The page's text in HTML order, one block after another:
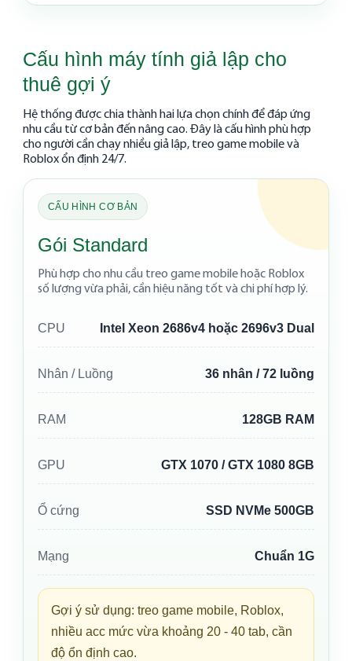
Cấu hình máy tính giả lập cho
thuê gợi ý
Hệ thống được chia thành hai lựa chọn chính để đáp ứng
nhu cầu từ cơ bản đến nâng cao. Đây là cấu hình phù hợp
cho người cần chạy nhiều giả lập, treo game mobile và
Roblox ổn định 24/7.
CẤU HÌNH CƠ BẢN
Gói Standard
Phù hợp cho nhu cầu treo game mobile hoặc Roblox
số lượng vừa phải, cần hiệu năng tốt và chi phí hợp lý.
CPU Intel Xeon 2686v4 hoặc 2696v3 Dual
Nhân / Luồng 36 nhân / 72 luồng
RAM 128GB RAM
GPU GTX 1070 / GTX 1080 8GB
Ổ cứng SSD NVMe 500GB
Mạng Chuẩn 1G
Gợi ý sử dụng: treo game mobile, Roblox,
nhiều acc mức vừa khoảng 20 - 40 tab, cần
độ ổn định cao.